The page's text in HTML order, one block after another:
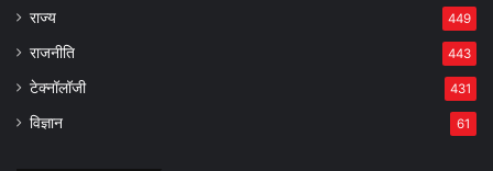
राज्य 449
राजनीति 443
टेक्नॉलॉजी 431
विज्ञान 61